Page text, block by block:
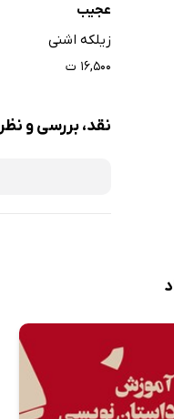
عجیب
زیلکه اشنی
۱۶,۵۰۰ ت
نقد، بررسی و